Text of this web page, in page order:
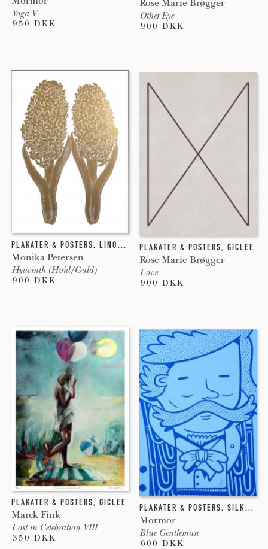
Yoga V
950 DKK
PLAKATER & POSTERS, LINOLEUMSTRYK
Monika Petersen
Hyacinth (Hvid/Guld)
900 DKK
PLAKATER & POSTERS, GICLEE
Marck Fink
Lost in Celebration VIII
350 DKK
Rose Marie Brøgger
Other Eye
900 DKK
PLAKATER & POSTERS, GICLEE
Rose Marie Brøgger
Love
900 DKK
PLAKATER & POSTERS, SILKETRYK
Mormor
Blue Gentleman
600 DKK